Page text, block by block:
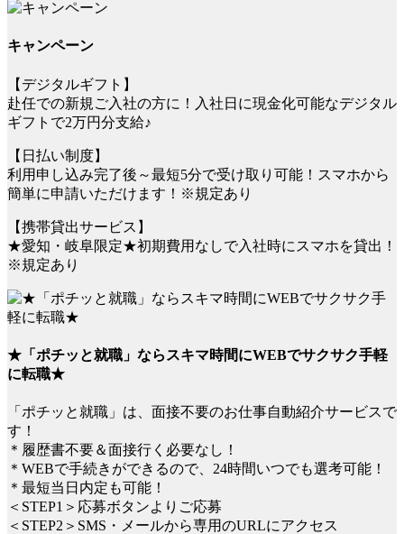
キャンペーン
【デジタルギフト】
赴任での新規ご入社の方に！入社日に現金化可能なデジタル
ギフトで2万円分支給♪
【日払い制度】
利用申し込み完了後～最短5分で受け取り可能！スマホから
簡単に申請いただけます！※規定あり
【携帯貸出サービス】
★愛知・岐阜限定★初期費用なしで入社時にスマホを貸出！
※規定あり
★「ポチッと就職」ならスキマ時間にWEBでサクサク手軽
に転職★
「ポチッと就職」は、面接不要のお仕事自動紹介サービスで
す！
＊履歴書不要＆面接行く必要なし！
＊WEBで手続きができるので、24時間いつでも選考可能！
＊最短当日内定も可能！
＜STEP1＞応募ボタンよりご応募
＜STEP2＞SMS・メールから専用のURLにアクセス